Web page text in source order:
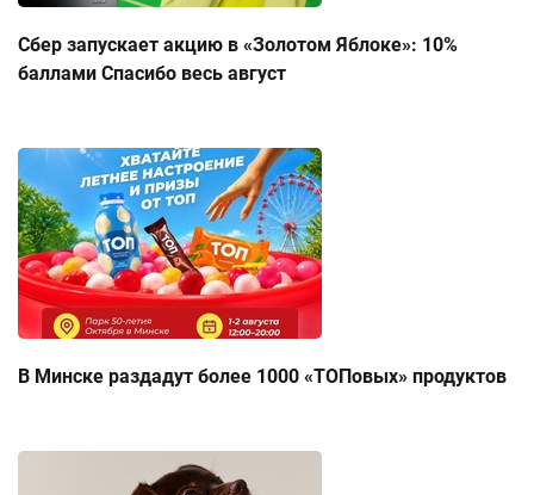
Сбер запускает акцию в «Золотом Яблоке»: 10%
баллами Спасибо весь август
В Минске раздадут более 1000 «ТОПовых» продуктов